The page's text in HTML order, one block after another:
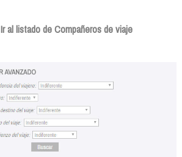
Ir al listado de Compañeros de viaje